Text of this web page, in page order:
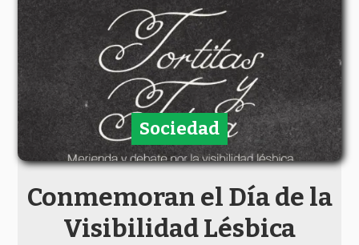
Conmemoran el Día de la
Visibilidad Lésbica
Sociedad